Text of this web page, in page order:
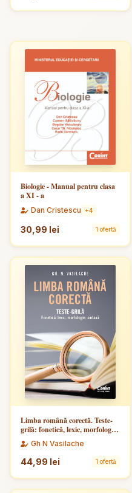
Biologie - Manual pentru clasa
a XI - a
Dan Cristescu +4
30,99 lei 1 ofertă
Limba română corectă. Teste-
grilă: fonetică, lexic, morfologie,
sintaxă
Gh N Vasilache
44,99 lei 1 ofertă